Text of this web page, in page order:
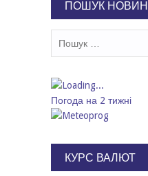
ПОШУК НОВИН
Погода на 2 тижні
КУРС ВАЛЮТ